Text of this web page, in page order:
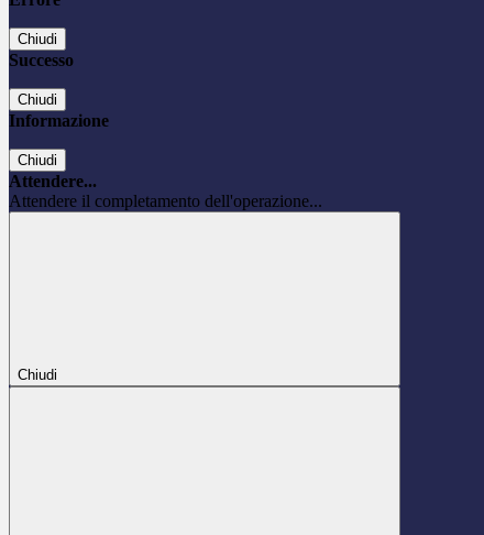
Chiudi
Successo
Chiudi
Informazione
Chiudi
Attendere...
Attendere il completamento dell'operazione...
Chiudi